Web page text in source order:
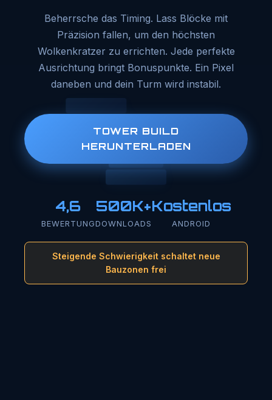
Beherrsche das Timing. Lass Blöcke mit
Präzision fallen, um den höchsten
Wolkenkratzer zu errichten. Jede perfekte
Ausrichtung bringt Bonuspunkte. Ein Pixel
daneben und dein Turm wird instabil.
TOWER BUILD
HERUNTERLADEN
4,6
BEWERTUNG
500K+
DOWNLOADS
Kostenlos
ANDROID
Steigende Schwierigkeit schaltet neue
Bauzonen frei